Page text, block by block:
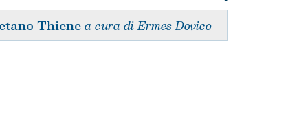
Thiene a cura di Ermes Dovico